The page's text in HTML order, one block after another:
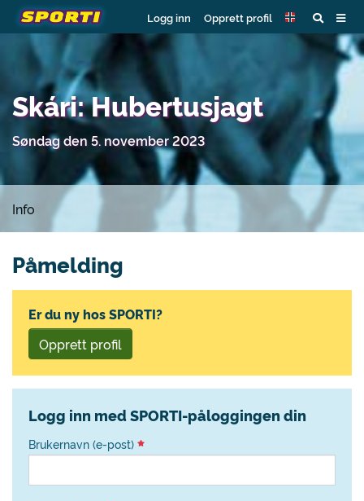
Logg inn Opprett profil
Skári: Hubertusjagt
Søndag den 5. november 2023
Info
Påmelding
Er du ny hos SPORTI?
Opprett profil
Logg inn med SPORTI-påloggingen din
Brukernavn (e-post)